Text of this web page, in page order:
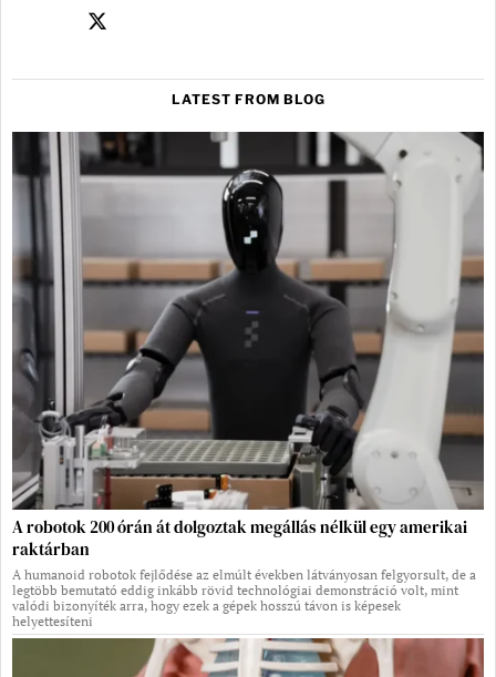
LATEST FROM BLOG
A robotok 200 órán át dolgoztak megállás nélkül egy amerikai
raktárban
A humanoid robotok fejlődése az elmúlt években látványosan felgyorsult, de a
legtöbb bemutató eddig inkább rövid technológiai demonstráció volt, mint
valódi bizonyíték arra, hogy ezek a gépek hosszú távon is képesek
helyettesíteni